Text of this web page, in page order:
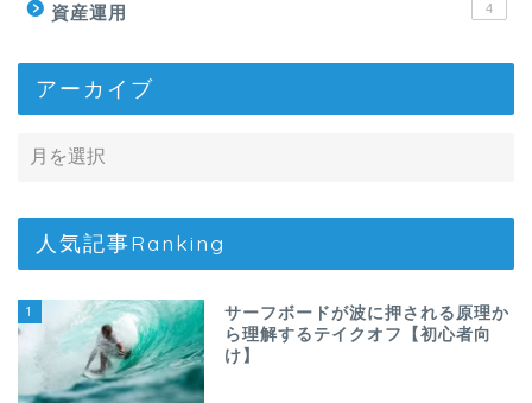
資産運用 4
アーカイブ
人気記事Ranking
1
サーフボードが波に押される原理か
ら理解するテイクオフ【初心者向
け】